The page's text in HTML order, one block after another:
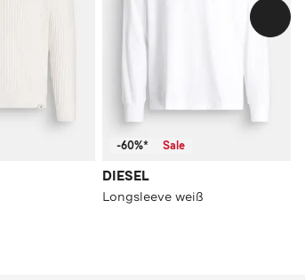
-60%* Sale
DIESEL
Longsleeve weiß